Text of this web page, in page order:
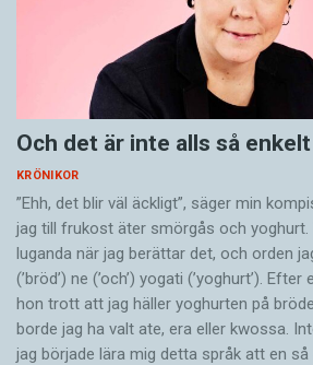
Och det är inte alls så
KRÖNIKOR
”Ehh, det blir väl äckligt”, säger min
jag till frukost äter smörgås och
luganda när jag berättar det, och orden
(’bröd’) ne (’och’) yogati (’yoghurt’).
hon trott att jag häller yoghurten på
borde jag ha valt ate, era eller kwossa.
jag började lära mig detta språk att en så